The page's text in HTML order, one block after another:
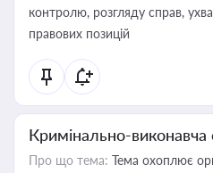
контролю, розгляду справ,
правових позицій
Кримінально-виконавча
Про що тема: Тема охоплює